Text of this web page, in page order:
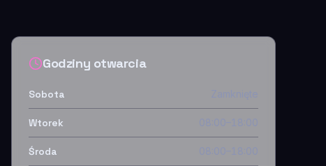
Godziny otwarcia
Sobota
Wtorek
Środa